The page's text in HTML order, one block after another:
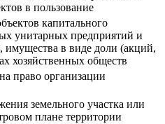
в пользование
капитального
унитарных предприятий и
в виде доли (акций,
хозяйственных обществ
право организации
земельного участка или
плане территории